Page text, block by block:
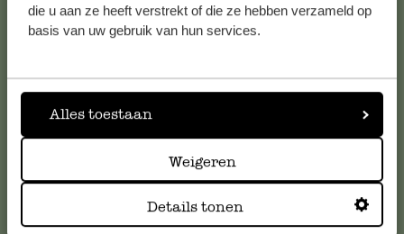
die u aan ze heeft verstrekt of die ze hebben verzameld op
basis van uw gebruik van hun services.
Alles toestaan
Weigeren
Details tonen
Klantenservice
Voor vragen, tips of hulp kun je contact opnemen met onze
meestgestelde vragen
klantenservice@dille-kamille.com
Online Klantenservice